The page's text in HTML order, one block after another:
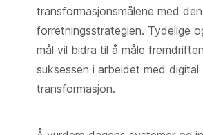
transformasjonsmålene med
forretningsstrategien. Tydelige
mål vil bidra til å måle
suksessen i arbeidet med digital
transformasjon.